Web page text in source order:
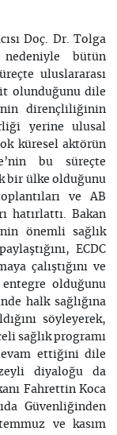
Doç. Dr. Tolga
bütün
uluslararası
olunduğunu dile
dirençliliğinin
yerine ulusal
küresel aktörün
bu süreçte
bir ülke olduğunu
ve AB
hatırlattı. Bakan
önemli sağlık
ECDC
çalıştığını ve
olduğunu
halk sağlığına
söyleyerek,
sağlık programı
ettiğini dile
diyaloğu da
Fahrettin Koca
Güvenliğinden
ve kasım